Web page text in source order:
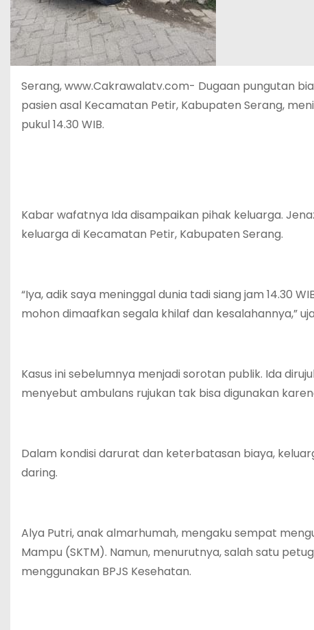
Serang, www.Cakrawalatv.com- Dugaan pungutan
pasien asal Kecamatan Petir, Kabupaten Serang,
pukul 14.30 WIB.
Kabar wafatnya Ida disampaikan pihak keluarga.
keluarga di Kecamatan Petir, Kabupaten Serang.
“Iya, adik saya meninggal dunia tadi siang jam 14.30
mohon dimaafkan segala khilaf dan kesalahannya,”
Kasus ini sebelumnya menjadi sorotan publik. Ida
menyebut ambulans rujukan tak bisa digunakan
Dalam kondisi darurat dan keterbatasan biaya,
daring.
Alya Putri, anak almarhumah, mengaku sempat
Mampu (SKTM). Namun, menurutnya, salah satu
menggunakan BPJS Kesehatan.